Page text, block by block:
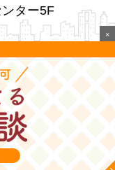
ター5F
×